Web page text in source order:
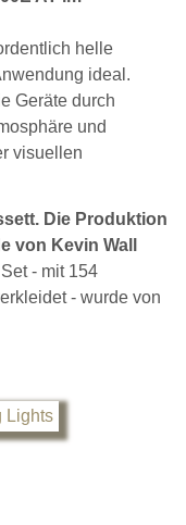
helle
ideal.
Geräte durch
und
visuellen
Die Produktion
von Kevin Wall
- mit 154
- wurde von
Lights